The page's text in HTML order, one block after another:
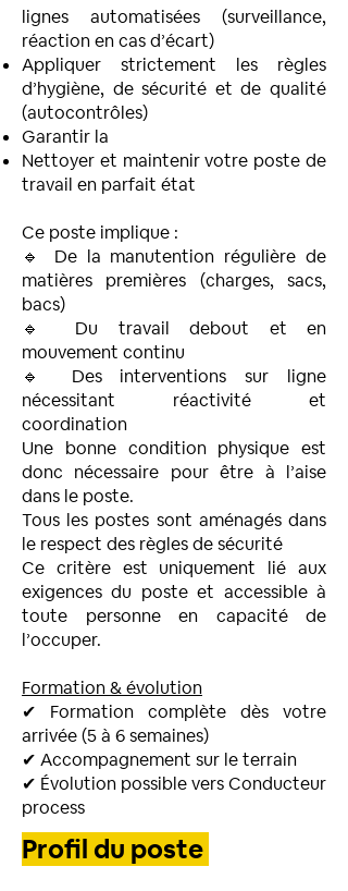
lignes automatisées (surveillance,
réaction en cas d’écart)
Appliquer strictement les règles
d’hygiène, de sécurité et de qualité
(autocontrôles)
Garantir la
Nettoyer et maintenir votre poste de
travail en parfait état
Ce poste implique :
🔹 De la manutention régulière de
matières premières (charges, sacs,
bacs)
🔹 Du travail debout et en
mouvement continu
🔹 Des interventions sur ligne
nécessitant réactivité et
coordination
Une bonne condition physique est
donc nécessaire pour être à l’aise
dans le poste.
Tous les postes sont aménagés dans
le respect des règles de sécurité
Ce critère est uniquement lié aux
exigences du poste et accessible à
toute personne en capacité de
l’occuper.
Formation & évolution
✔ Formation complète dès votre
arrivée (5 à 6 semaines)
✔ Accompagnement sur le terrain
✔ Évolution possible vers Conducteur
process
Profil du poste